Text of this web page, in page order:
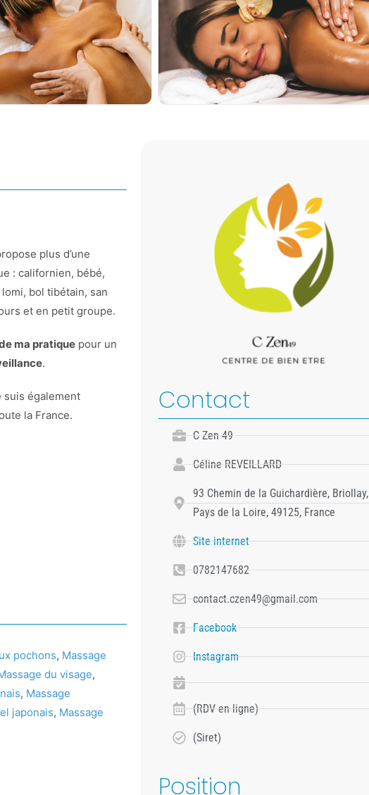
plus d’une
: californien, bébé,
bol tibétain, san
et en petit groupe.
ma pratique pour un
.
suis également
la France.
pochons, Massage
du visage,
, Massage
japonais, Massage
Contact
C Zen 49
Céline REVEILLARD
93 Chemin de la Guichardière, Briollay,
Pays de la Loire, 49125, France
Site internet
0782147682
contact.czen49@gmail.com
Facebook
Instagram
(RDV en ligne)
(Siret)
Position